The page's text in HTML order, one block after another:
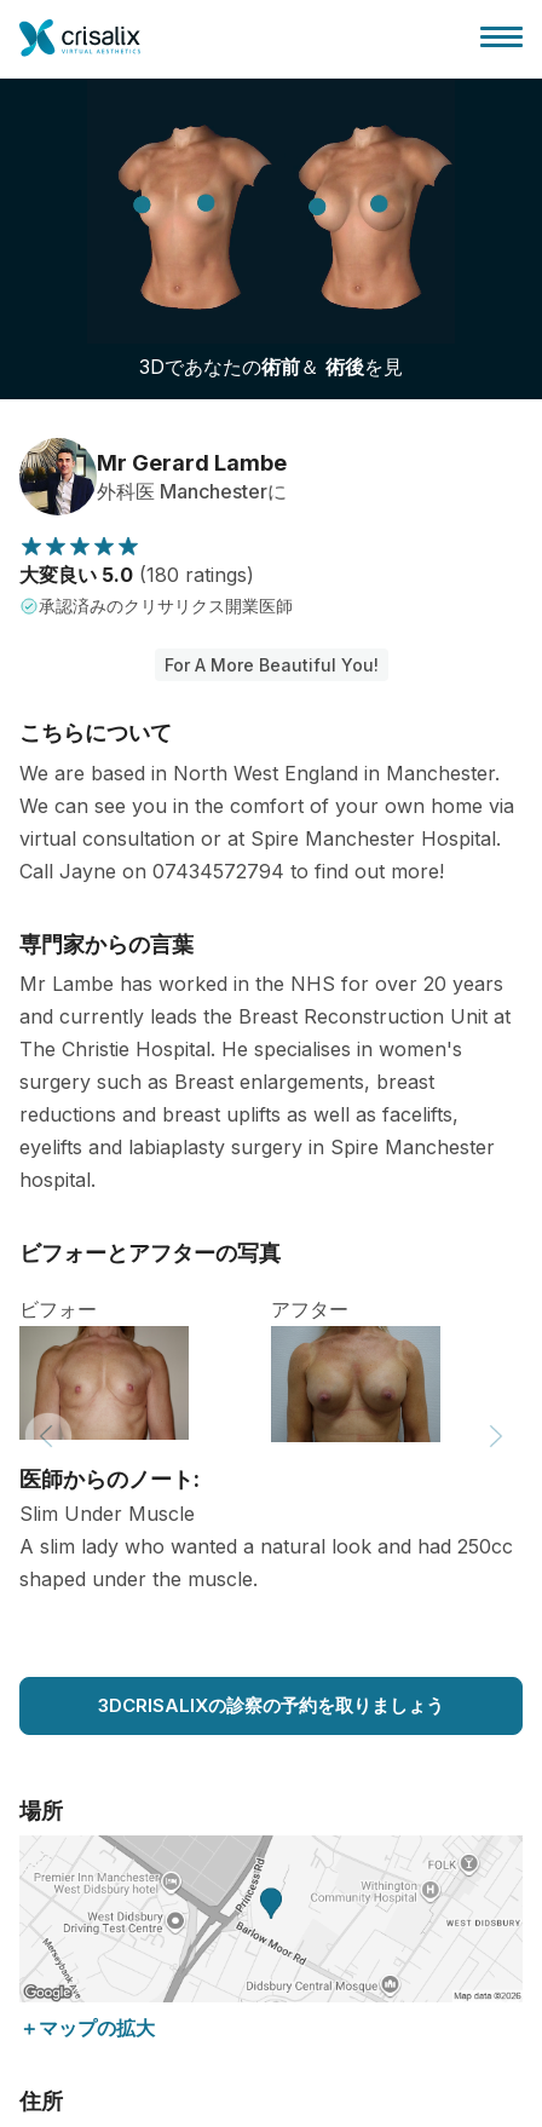
外科医ホーム
3Dビジネスプラットフォーム
サブスクリプションプラン
患者様のレビュー
3Dであなたの術前＆ 術後を見
Mr Gerard Lambe
外科医 Manchesterに
大変良い 5.0 (180 ratings)
承認済みのクリサリクス開業医師
For A More Beautiful You!
こちらについて
We are based in North West England in Manchester.
We can see you in the comfort of your own home via
virtual consultation or at Spire Manchester Hospital.
Call Jayne on 07434572794 to find out more!
専門家からの言葉
Mr Lambe has worked in the NHS for over 20 years
and currently leads the Breast Reconstruction Unit at
The Christie Hospital. He specialises in women's
surgery such as Breast enlargements, breast
reductions and breast uplifts as well as facelifts,
eyelifts and labiaplasty surgery in Spire Manchester
hospital.
ビフォーとアフターの写真
ビフォー アフター
医師からのノート:
Slim Under Muscle
A slim lady who wanted a natural look and had 250cc
shaped under the muscle.
3DCRISALIXの診察の予約を取りましょう
場所
＋マップの拡大
住所